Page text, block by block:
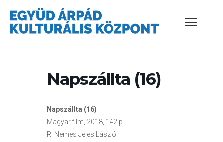
Napszállta (16)
Napszállta (16)
Magyar film, 2018, 142 p.
R: Nemes Jeles László